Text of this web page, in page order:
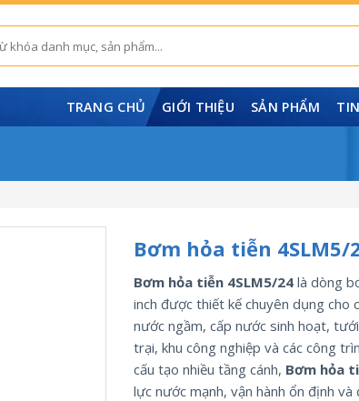
TRANG CHỦ GIỚI THIỆU SẢN PHẨM
Bơm hỏa tiễn 4SLM5/
Bơm hỏa tiễn 4SLM5/24là dòng
inch được thiết kế chuyên dụng cho
nước ngầm, cấp nước sinh hoạt,
trại, khu công nghiệp và các công
cấu tạo nhiều tầng cánh, Bơm hỏa
lực nước mạnh, vận hành ổn định